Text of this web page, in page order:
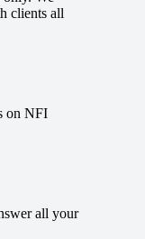
clients all
on NFI
all your